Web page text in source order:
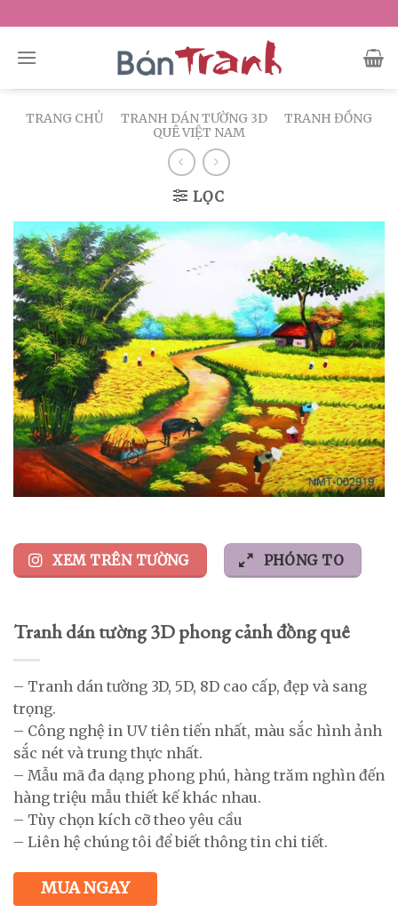
to
content
TRANG CHỦ TRANH DÁN TƯỜNG 3D
TRANH ĐỒNG
QUÊ VIỆT NAM
LỌC
XEM TRÊN TƯỜNG PHÓNG TO
Tranh dán tường 3D phong cảnh đồng quê
– Tranh dán tường 3D, 5D, 8D cao cấp, đẹp và sang
trọng.
– Công nghệ in UV tiên tiến nhất, màu sắc hình ảnh
sắc nét và trung thực nhất.
– Mẫu mã đa dạng phong phú, hàng trăm nghìn đến
hàng triệu mẫu thiết kế khác nhau.
– Tùy chọn kích cỡ theo yêu cầu
– Liên hệ chúng tôi để biết thông tin chi tiết.
MUA NGAY